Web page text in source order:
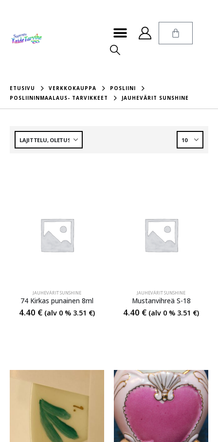
ETUSIVU VERKKOKAUPPA
POSLIINI
POSLIININMAALAUS- TARVIKKEET
JAUHEVÄRIT SUNSHINE
JAUHEVÄRIT SUNSHINE
74 Kirkas punainen 8ml
4.40 € (alv 0 % 3.51 €)
JAUHEVÄRIT SUNSHINE
Mustanvihreä S-18
4.40 € (alv 0 % 3.51 €)